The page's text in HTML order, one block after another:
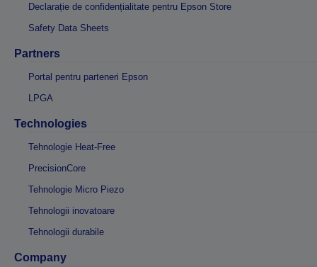
Declarație de confidențialitate pentru Epson Store
Safety Data Sheets
Partners
Portal pentru parteneri Epson
LPGA
Technologies
Tehnologie Heat-Free
PrecisionCore
Tehnologie Micro Piezo
Tehnologii inovatoare
Tehnologii durabile
Company